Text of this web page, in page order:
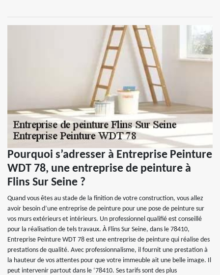
Pourquoi s’adresser à Entreprise Peinture
WDT 78, une entreprise de peinture à
Flins Sur Seine ?
Quand vous êtes au stade de la finition de votre construction, vous allez
avoir besoin d’une entreprise de peinture pour une pose de peinture sur
vos murs extérieurs et intérieurs. Un professionnel qualifié est conseillé
pour la réalisation de tels travaux. À Flins Sur Seine, dans le 78410,
Entreprise Peinture WDT 78 est une entreprise de peinture qui réalise des
prestations de qualité. Avec professionnalisme, il fournit une prestation à
la hauteur de vos attentes pour que votre immeuble ait une belle image. Il
peut intervenir partout dans le ‘78410. Ses tarifs sont des plus